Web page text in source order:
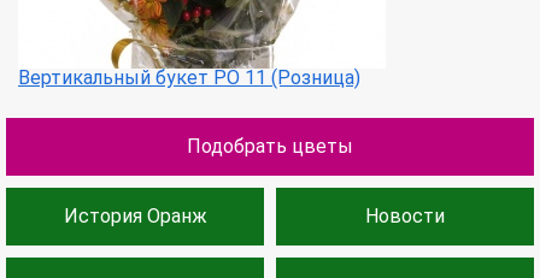
Вертикальный букет РО 11 (Розница)
Подобрать цветы
История Оранж Новости